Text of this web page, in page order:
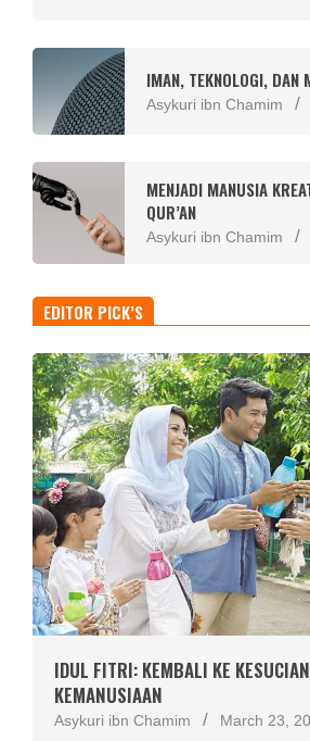
IMAN, TEKNOLOGI, DAN
Asykuri ibn Chamim
MENJADI MANUSIA
QUR’AN
Asykuri ibn Chamim
EDITOR PICK’S
IDUL FITRI: KEMBALI KE
KEMANUSIAAN
Asykuri ibn Chamim March 23,